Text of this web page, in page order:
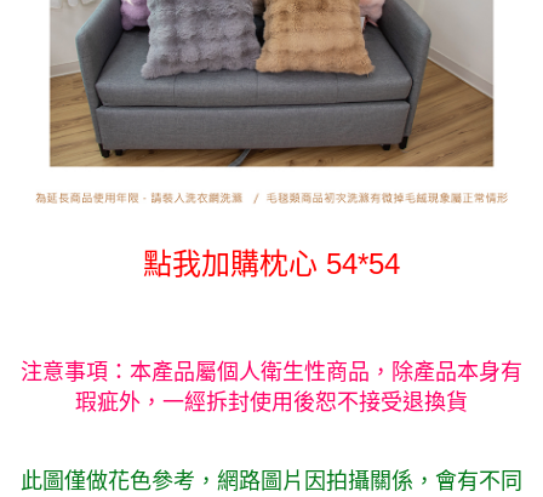
點我加購枕心 54*54
注意事項：本產品屬個人衛生性商品，除產品本身有
瑕疵外，一經拆封使用後恕不接受退換貨
此圖僅做花色參考， 網路圖片因拍攝關係，會有不同